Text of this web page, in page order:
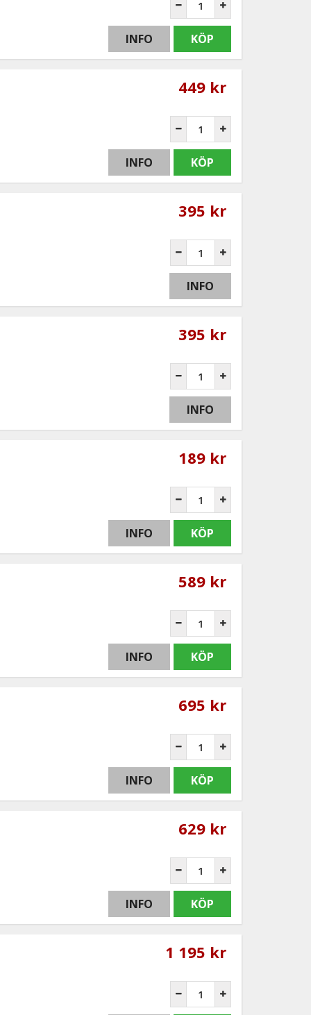
INFO KÖP
449 kr
INFO KÖP
395 kr
INFO
395 kr
INFO
189 kr
INFO KÖP
589 kr
INFO KÖP
695 kr
INFO KÖP
629 kr
INFO KÖP
1 195 kr